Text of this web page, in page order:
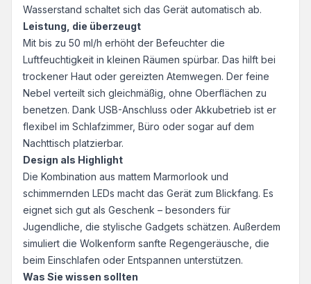
Wasserstand schaltet sich das Gerät automatisch ab.
Leistung, die überzeugt
Mit bis zu 50 ml/h erhöht der Befeuchter die
Luftfeuchtigkeit in kleinen Räumen spürbar. Das hilft bei
trockener Haut oder gereizten Atemwegen. Der feine
Nebel verteilt sich gleichmäßig, ohne Oberflächen zu
benetzen. Dank USB-Anschluss oder Akkubetrieb ist er
flexibel im Schlafzimmer, Büro oder sogar auf dem
Nachttisch platzierbar.
Design als Highlight
Die Kombination aus mattem Marmorlook und
schimmernden LEDs macht das Gerät zum Blickfang. Es
eignet sich gut als Geschenk – besonders für
Jugendliche, die stylische Gadgets schätzen. Außerdem
simuliert die Wolkenform sanfte Regengeräusche, die
beim Einschlafen oder Entspannen unterstützen.
Was Sie wissen sollten